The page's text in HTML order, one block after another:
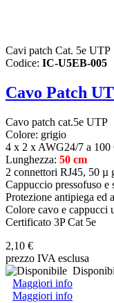
Cavi patch Cat. 5e UTP
Codice: IC-U5EB-005
Cavo Patch
Cavo patch cat.5e UTP
Colore: grigio
4 x 2 x AWG24/7 a 100
Lunghezza: 50 cm
2 connettori RJ45, 50 µ
Cappuccio pressofuso e
Protezione antipiega ed
Colore cavo e cappucci
Certificato 3P Cat 5e
2,10 €
prezzo IVA esclusa
Maggiori info
Maggiori info